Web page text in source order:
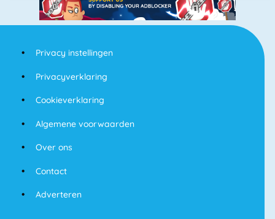
Privacy instellingen
Privacyverklaring
Cookieverklaring
Algemene voorwaarden
Over ons
Contact
Adverteren